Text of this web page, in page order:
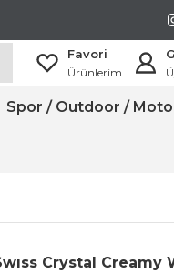
Favori
Ürünlerim
Spor / Outdoor /
Crystal Creamy